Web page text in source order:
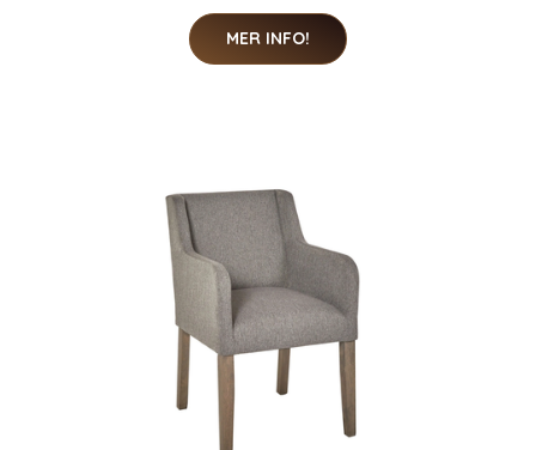
MER INFO!